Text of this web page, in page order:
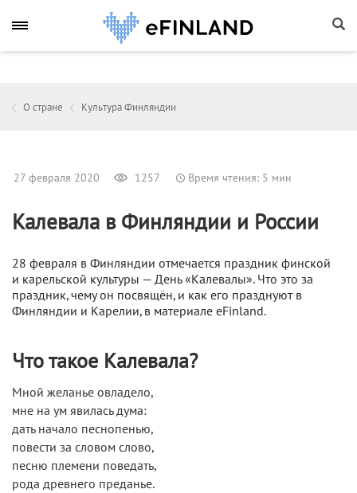
О стране Культура Финляндии
27 февраля 2020 1257 Время чтения: 5 мин
Калевала в Финляндии и России
28 февраля в Финляндии отмечается праздник финской
и карельской культуры — День «Калевалы». Что это за
праздник, чему он посвящён, и как его празднуют в
Финляндии и Карелии, в материале eFinland.
Что такое Калевала?
Мной желанье овладело,
мне на ум явилась дума:
дать начало песнопенью,
повести за словом слово,
песню племени поведать,
рода древнего преданье.